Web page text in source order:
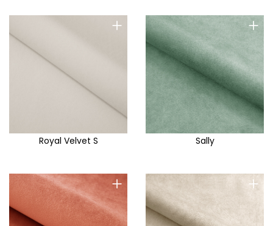
+
Royal Velvet S
+
Sally
+ +